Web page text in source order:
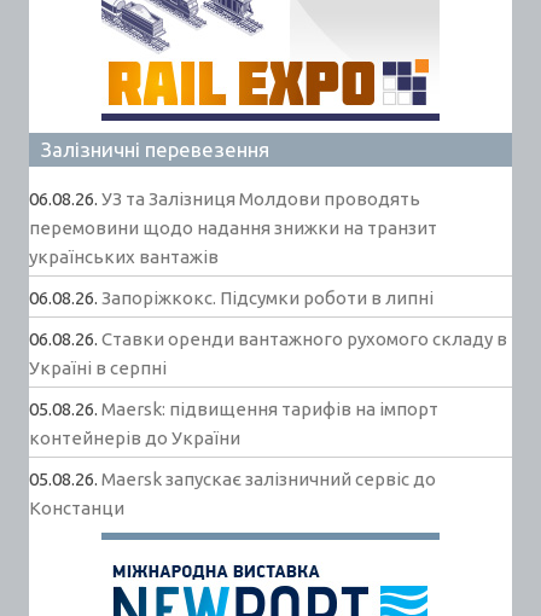
Залізничні перевезення
06.08.26. УЗ та Залізниця Молдови проводять
перемовини щодо надання знижки на транзит
українських вантажів
06.08.26. Запоріжкокс. Підсумки роботи в липні
06.08.26. Ставки оренди вантажного рухомого складу в
Україні в серпні
05.08.26. Maersk: підвищення тарифів на імпорт
контейнерів до України
05.08.26. Maersk запускає залізничний сервіс до
Констанци